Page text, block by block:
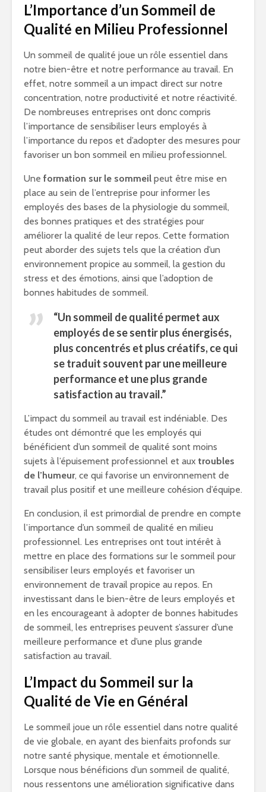
L’Importance d’un Sommeil de
Qualité en Milieu Professionnel
Un sommeil de qualité joue un rôle essentiel dans
notre bien-être et notre performance au travail. En
effet, notre sommeil a un impact direct sur notre
concentration, notre productivité et notre réactivité.
De nombreuses entreprises ont donc compris
l’importance de sensibiliser leurs employés à
l’importance du repos et d’adopter des mesures pour
favoriser un bon sommeil en milieu professionnel.
Une formation sur le sommeil peut être mise en
place au sein de l’entreprise pour informer les
employés des bases de la physiologie du sommeil,
des bonnes pratiques et des stratégies pour
améliorer la qualité de leur repos. Cette formation
peut aborder des sujets tels que la création d’un
environnement propice au sommeil, la gestion du
stress et des émotions, ainsi que l’adoption de
bonnes habitudes de sommeil.
“Un sommeil de qualité permet aux
employés de se sentir plus énergisés,
plus concentrés et plus créatifs, ce qui
se traduit souvent par une meilleure
performance et une plus grande
satisfaction au travail.”
L’impact du sommeil au travail est indéniable. Des
études ont démontré que les employés qui
bénéficient d’un sommeil de qualité sont moins
sujets à l’épuisement professionnel et aux troubles
de l’humeur, ce qui favorise un environnement de
travail plus positif et une meilleure cohésion d’équipe.
En conclusion, il est primordial de prendre en compte
l’importance d’un sommeil de qualité en milieu
professionnel. Les entreprises ont tout intérêt à
mettre en place des formations sur le sommeil pour
sensibiliser leurs employés et favoriser un
environnement de travail propice au repos. En
investissant dans le bien-être de leurs employés et
en les encourageant à adopter de bonnes habitudes
de sommeil, les entreprises peuvent s’assurer d’une
meilleure performance et d’une plus grande
satisfaction au travail.
L’Impact du Sommeil sur la
Qualité de Vie en Général
Le sommeil joue un rôle essentiel dans notre qualité
de vie globale, en ayant des bienfaits profonds sur
notre santé physique, mentale et émotionnelle.
Lorsque nous bénéficions d’un sommeil de qualité,
nous ressentons une amélioration significative dans